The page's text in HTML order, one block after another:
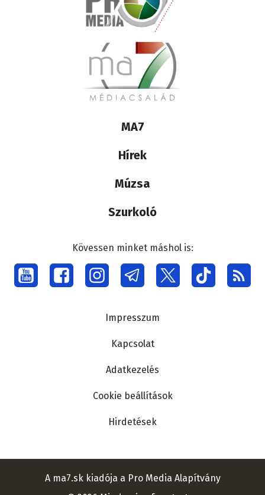
Lábléc
médiacsalád
MA7
Hírek
Múzsa
Szurkoló
Social
menu
Kövessen minket máshol is:
Impresszum
Kapcsolat
Adatkezelés
Cookie beállítások
Hirdetések
A ma7.sk kiadója a Pro Media Alapítvány